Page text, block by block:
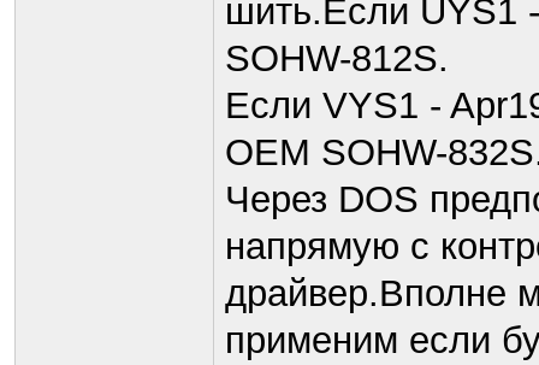
шить.Если UYS1
SOHW-812S.
Если VYS1 -
OEM SOHW-
Через DOS
напрямую с
драйвер.Вполне
применим если